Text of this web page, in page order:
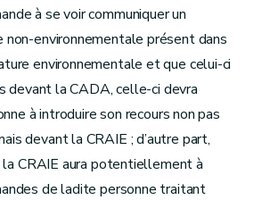
à se voir communiquer un
environnementale présent dans
environnementale et que celui-ci
devant la CADA, celle-ci devra
à introduire son recours non pas
devant la CRAIE ; d’autre part,
la CRAIE aura potentiellement à
de ladite personne traitant